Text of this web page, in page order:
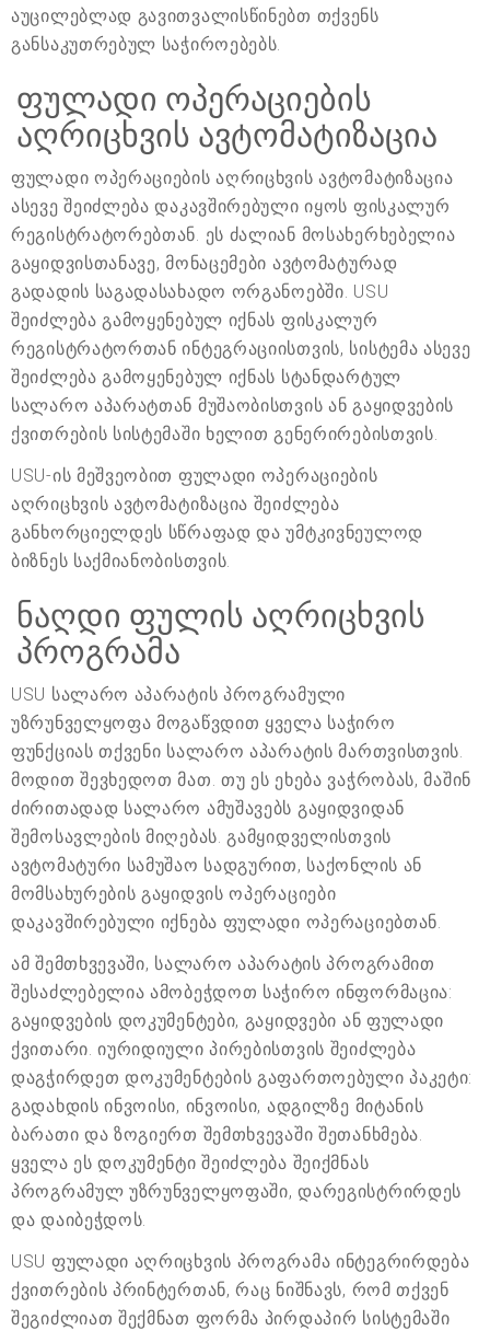
აუცილებლად გავითვალისწინებთ თქვენს
განსაკუთრებულ საჭიროებებს.
ფულადი ოპერაციების
აღრიცხვის ავტომატიზაცია
ფულადი ოპერაციების აღრიცხვის ავტომატიზაცია
ასევე შეიძლება დაკავშირებული იყოს ფისკალურ
რეგისტრატორებთან. ეს ძალიან მოსახერხებელია
გაყიდვისთანავე, მონაცემები ავტომატურად
გადადის საგადასახადო ორგანოებში. USU
შეიძლება გამოყენებულ იქნას ფისკალურ
რეგისტრატორთან ინტეგრაციისთვის, სისტემა ასევე
შეიძლება გამოყენებულ იქნას სტანდარტულ
სალარო აპარატთან მუშაობისთვის ან გაყიდვების
ქვითრების სისტემაში ხელით გენერირებისთვის.
USU-ის მეშვეობით ფულადი ოპერაციების
აღრიცხვის ავტომატიზაცია შეიძლება
განხორციელდეს სწრაფად და უმტკივნეულოდ
ბიზნეს საქმიანობისთვის.
ნაღდი ფულის აღრიცხვის
პროგრამა
USU სალარო აპარატის პროგრამული
უზრუნველყოფა მოგაწვდით ყველა საჭირო
ფუნქციას თქვენი სალარო აპარატის მართვისთვის.
მოდით შევხედოთ მათ. თუ ეს ეხება ვაჭრობას, მაშინ
ძირითადად სალარო ამუშავებს გაყიდვიდან
შემოსავლების მიღებას. გამყიდველისთვის
ავტომატური სამუშაო სადგურით, საქონლის ან
მომსახურების გაყიდვის ოპერაციები
დაკავშირებული იქნება ფულადი ოპერაციებთან.
ამ შემთხვევაში, სალარო აპარატის პროგრამით
შესაძლებელია ამობეჭდოთ საჭირო ინფორმაცია:
გაყიდვების დოკუმენტები, გაყიდვები ან ფულადი
ქვითარი. იურიდიული პირებისთვის შეიძლება
დაგჭირდეთ დოკუმენტების გაფართოებული პაკეტი:
გადახდის ინვოისი, ინვოისი, ადგილზე მიტანის
ბარათი და ზოგიერთ შემთხვევაში შეთანხმება.
ყველა ეს დოკუმენტი შეიძლება შეიქმნას
პროგრამულ უზრუნველყოფაში, დარეგისტრირდეს
და დაიბეჭდოს.
USU ფულადი აღრიცხვის პროგრამა ინტეგრირდება
ქვითრების პრინტერთან, რაც ნიშნავს, რომ თქვენ
შეგიძლიათ შექმნათ ფორმა პირდაპირ სისტემაში